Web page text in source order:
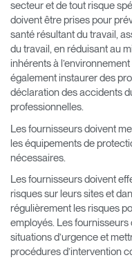
secteur et de tout risque
doivent être prises pour
santé résultant du travail,
du travail, en réduisant au
inhérents à
également instaurer des
déclaration des accidents
professionnelles.
Les fournisseurs doivent
les équipements de
nécessaires.
Les fournisseurs doivent
risques sur leurs sites et
régulièrement les risques
employés. Les
situations d’urgence et
procédures d’intervention